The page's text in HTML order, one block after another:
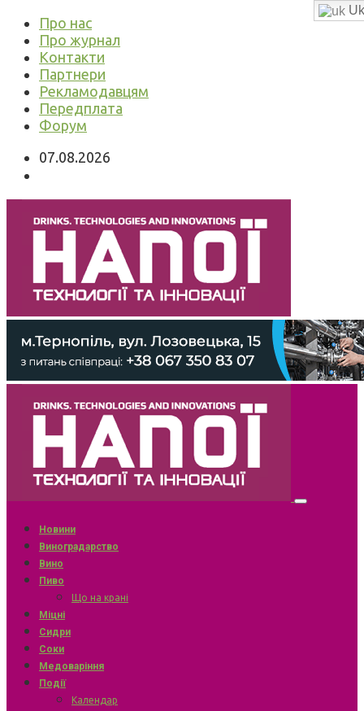
Про нас
Про журнал
Контакти
Партнери
Рекламодавцям
Передплата
Форум
07.08.2026
Новини
Виноградарство
Вино
Пиво
Що на крані
Міцні
Сидри
Соки
Медоваріння
Події
Календар